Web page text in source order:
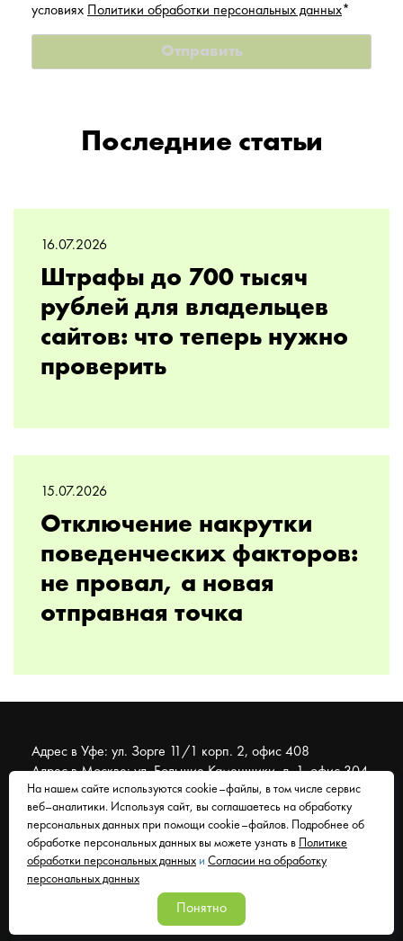
условиях Политики обработки персональных данных*
Последние статьи
16.07.2026
Штрафы до 700 тысяч
рублей для владельцев
сайтов: что теперь нужно
проверить
15.07.2026
Отключение накрутки
поведенческих факторов:
не провал, а новая
отправная точка
Адрес в Уфе: ул. Зорге 11/1 корп. 2, офис 408
Адрес в Москве: ул. Большие Каменщики, д. 1, офис 304
© 2007 - 2026 Муравейник. SEO-продвижение, реклама,
сайты. Находимся в Уфе, работаем со всем миром.
Согласие на обработку персональных данных
Политика обработки персональных данных
На нашем сайте используются cookie–файлы, в том числе сервис
веб–аналитики. Используя сайт, вы соглашаетесь на обработку
персональных данных при помощи cookie–файлов. Подробнее об
обработке персональных данных вы можете узнать в
Политике
обработки персональных данных и Согласии на обработку
персональных данных
Понятно